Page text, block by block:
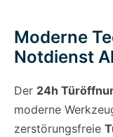
Moderne
Notdienst
Der 24h
moderne
zerstörungsfreie